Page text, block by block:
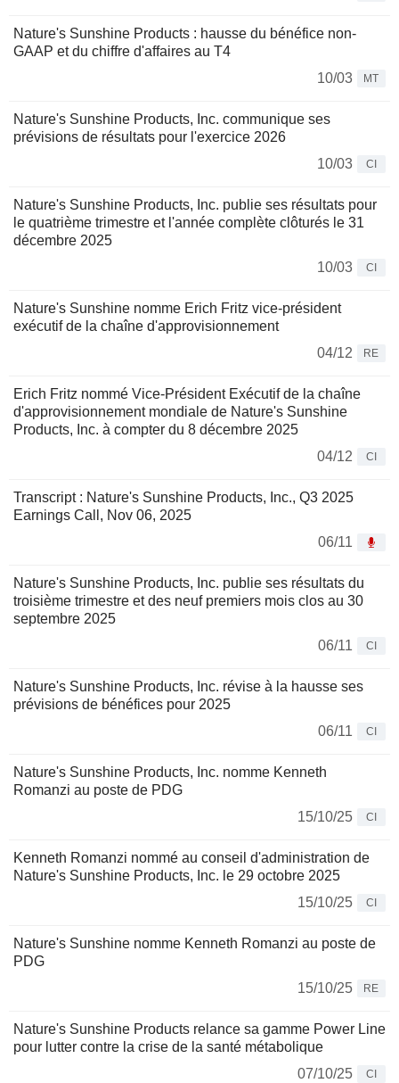
Nature's Sunshine Products : hausse du bénéfice non-
GAAP et du chiffre d'affaires au T4
10/03
MT
Nature's Sunshine Products, Inc. communique ses
prévisions de résultats pour l'exercice 2026
10/03
CI
Nature's Sunshine Products, Inc. publie ses résultats pour
le quatrième trimestre et l'année complète clôturés le 31
décembre 2025
10/03
CI
Nature's Sunshine nomme Erich Fritz vice-président
exécutif de la chaîne d'approvisionnement
04/12
RE
Erich Fritz nommé Vice-Président Exécutif de la chaîne
d'approvisionnement mondiale de Nature's Sunshine
Products, Inc. à compter du 8 décembre 2025
04/12
CI
Transcript : Nature's Sunshine Products, Inc., Q3 2025
Earnings Call, Nov 06, 2025
06/11
Nature's Sunshine Products, Inc. publie ses résultats du
troisième trimestre et des neuf premiers mois clos au 30
septembre 2025
06/11
CI
Nature's Sunshine Products, Inc. révise à la hausse ses
prévisions de bénéfices pour 2025
06/11
CI
Nature's Sunshine Products, Inc. nomme Kenneth
Romanzi au poste de PDG
15/10/25
CI
Kenneth Romanzi nommé au conseil d'administration de
Nature's Sunshine Products, Inc. le 29 octobre 2025
15/10/25
CI
Nature's Sunshine nomme Kenneth Romanzi au poste de
PDG
15/10/25
RE
Nature's Sunshine Products relance sa gamme Power Line
pour lutter contre la crise de la santé métabolique
07/10/25
CI